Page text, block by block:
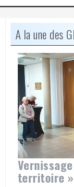
A la une des
territoire »